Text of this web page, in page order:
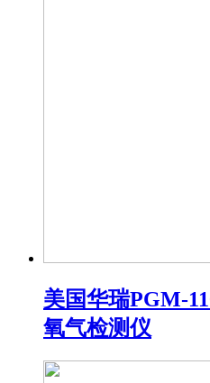
美国华瑞PGM-
氧气检测仪